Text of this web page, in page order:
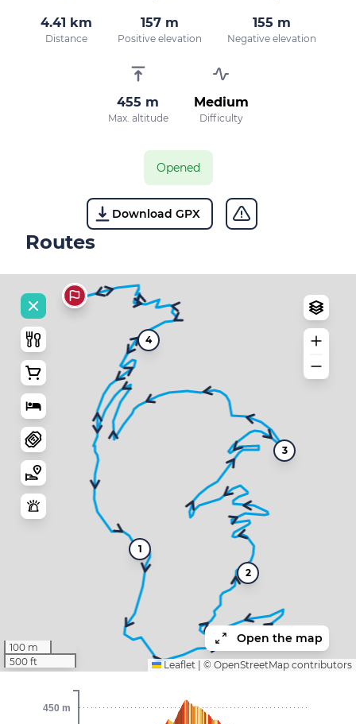
4.41 km
Distance
157 m
Positive elevation
155 m
Negative elevation
455 m
Max. altitude
Medium
Difficulty
Opened
Download GPX
Routes
1
2
3
4
100 m
500 ft
Open the map
Leaflet © OpenStreetMap contributors
450 m